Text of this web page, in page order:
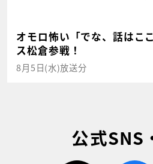
オモロ怖い「でな、話はこ
ス松倉参戦！
8月5日(水)放送分
公式SNS